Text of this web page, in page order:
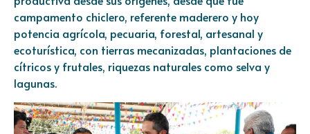
campamento chiclero, referente maderero y hoy
potencia agrícola, pecuaria, forestal, artesanal y
ecoturística, con tierras mecanizadas, plantaciones de
cítricos y frutales, riquezas naturales como selva y
lagunas.